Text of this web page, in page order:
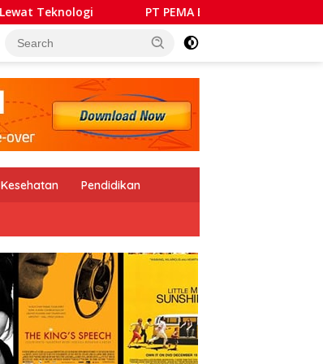
PT PEMA Butuh Pemimpin Kolaboratif, Mampu Bangun
Kesehatan Pendidikan